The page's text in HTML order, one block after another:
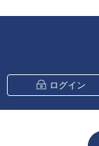
ログイン